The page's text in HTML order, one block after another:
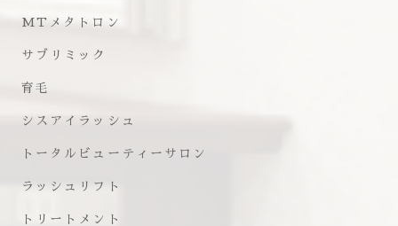
MTメタトロン
サブリミック
育毛
シスアイラッシュ
トータルビューティーサロン
ラッシュリフト
トリートメント